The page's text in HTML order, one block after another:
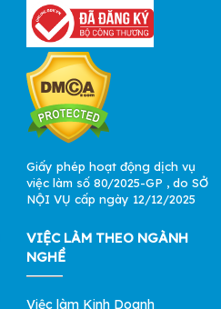
Giấy phép hoạt động dịch vụ
việc làm số 80/2025-GP , do SỞ
NỘI VỤ cấp ngày 12/12/2025
VIỆC LÀM THEO NGÀNH
NGHỀ
Việc làm Kinh Doanh